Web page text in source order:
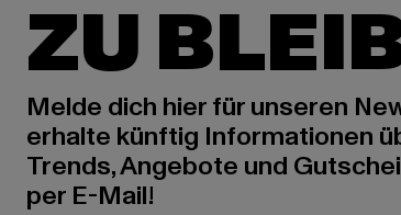
ZU
Melde dich hier für unseren
erhalte künftig Informationen
Trends, Angebote und
per E-Mail!